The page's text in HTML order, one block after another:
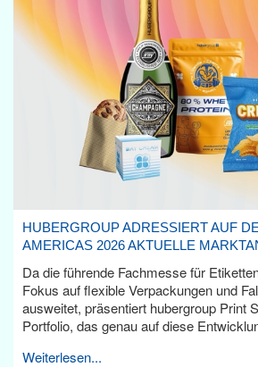
HUBERGROUP ADRESSIERT AUF
AMERICAS 2026 AKTUELLE
Da die führende Fachmesse für
Fokus auf flexible Verpackungen und
ausweitet, präsentiert hubergroup Print
Portfolio, das genau auf diese
Weiterlesen...